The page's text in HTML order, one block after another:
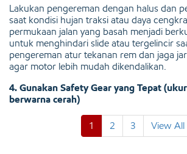
Lakukan pengereman dengan halus dan
saat kondisi hujan traksi atau daya
permukaan jalan yang basah menjadi
untuk menghindari slide atau tergelincir
pengereman atur tekanan rem dan jaga
agar motor lebih mudah dikendalikan.
4. Gunakan Safety Gear yang Tepat
berwarna cerah)
1 2 3 View All